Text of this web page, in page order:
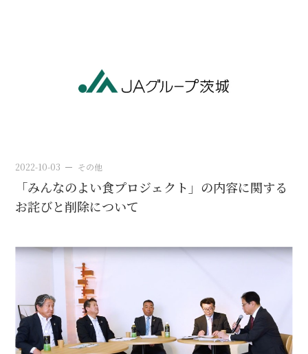
2022-10-03 その他
「みんなのよい食プロジェクト」の内容に関する
お詫びと削除について